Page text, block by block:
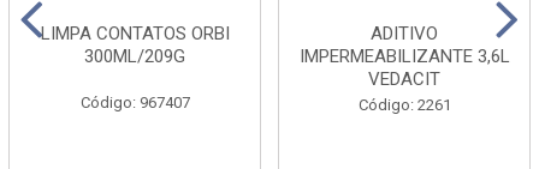
LIMPA CONTATOS ORBI
300ML/209G
Código: 967407
ADITIVO
IMPERMEABILIZANTE 3,6L
VEDACIT
Código: 2261